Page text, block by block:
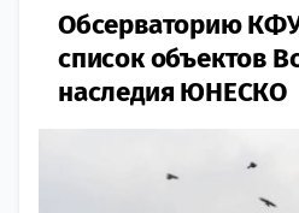
Обсерваторию
список объектов
наследия ЮНЕСКО